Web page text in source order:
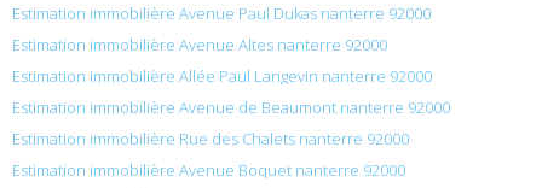
Estimation immobilière Avenue Paul Dukas nanterre 92000
Estimation immobilière Avenue Altes nanterre 92000
Estimation immobilière Allée Paul Langevin nanterre 92000
Estimation immobilière Avenue de Beaumont nanterre 92000
Estimation immobilière Rue des Chalets nanterre 92000
Estimation immobilière Avenue Boquet nanterre 92000